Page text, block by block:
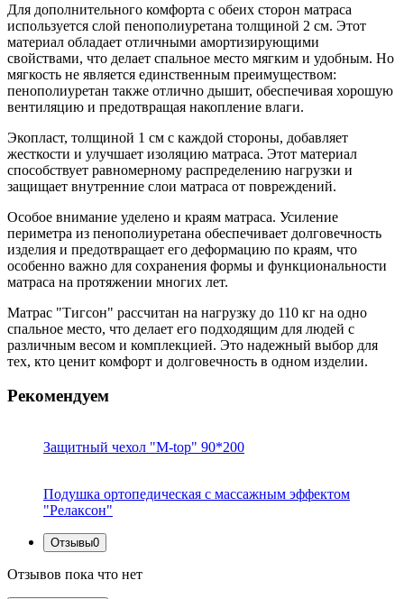
Для дополнительного комфорта с обеих сторон матраса
используется слой пенополиуретана толщиной 2 см. Этот
материал обладает отличными амортизирующими
свойствами, что делает спальное место мягким и удобным. Но
мягкость не является единственным преимуществом:
пенополиуретан также отлично дышит, обеспечивая хорошую
вентиляцию и предотвращая накопление влаги.
Экопласт, толщиной 1 см с каждой стороны, добавляет
жесткости и улучшает изоляцию матраса. Этот материал
способствует равномерному распределению нагрузки и
защищает внутренние слои матраса от повреждений.
Особое внимание уделено и краям матраса. Усиление
периметра из пенополиуретана обеспечивает долговечность
изделия и предотвращает его деформацию по краям, что
особенно важно для сохранения формы и функциональности
матраса на протяжении многих лет.
Матрас "Тигсон" рассчитан на нагрузку до 110 кг на одно
спальное место, что делает его подходящим для людей с
различным весом и комплекцией. Это надежный выбор для
тех, кто ценит комфорт и долговечность в одном изделии.
Рекомендуем
Защитный чехол "M-top" 90*200
Подушка ортопедическая с массажным эффектом
"Релаксон"
Отзывы0
Отзывов пока что нет